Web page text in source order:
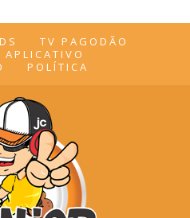
TV PAGODÃO
APLICATIVO
POLÍTICA